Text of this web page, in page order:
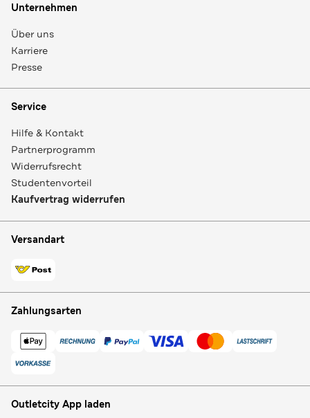
Unternehmen
Über uns
Karriere
Presse
Service
Hilfe & Kontakt
Partnerprogramm
Widerrufsrecht
Studentenvorteil
Kaufvertrag widerrufen
Versandart
Zahlungsarten
Outletcity App laden